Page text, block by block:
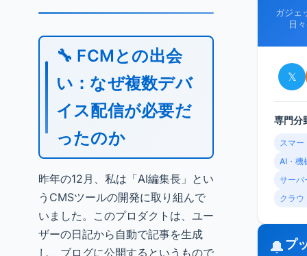
🔧 FCMとの出会
い：なぜ複数デバ
イス配信が必要だ
ったのか
昨年の12月、私は「AI編集長」とい
うCMSツールの開発に取り組んで
いました。このプロダクトは、ユー
ザーの日記から自動で記事を生成
し、ブログに公開するというもので
ガジェ
日
𝕏
専門分
スマー
AI・機
サーバ
クラウ
🔔プ